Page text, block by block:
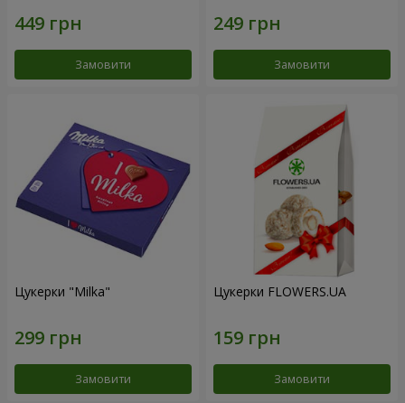
Замовити Замовити
Цукерки "Milka"
Замовити
Цукерки FLOWERS.UA
Замовити